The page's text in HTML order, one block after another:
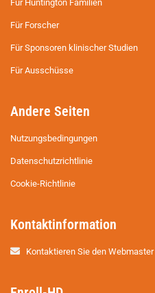
Für Huntington Familien
Für Forscher
Für Sponsoren klinischer Studien
Für Ausschüsse
Andere Seiten
Nutzungsbedingungen
Datenschutzrichtlinie
Cookie-Richtlinie
Kontaktinformation
Kontaktieren Sie den Webmaster